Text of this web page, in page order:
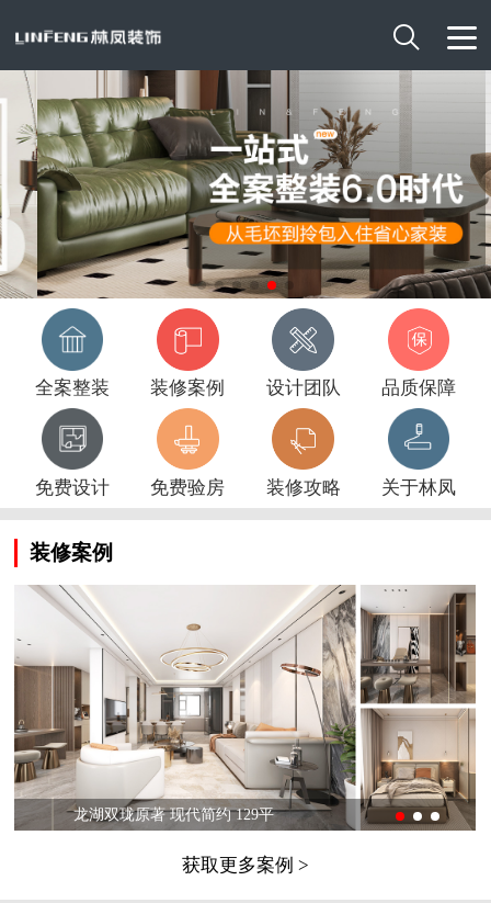

全案整装 装修案例 设计团队 品质保障
免费设计 免费验房 装修攻略 关于林凤
装修案例
龙湖双珑原著 现代简约 129平
获取更多案例 >